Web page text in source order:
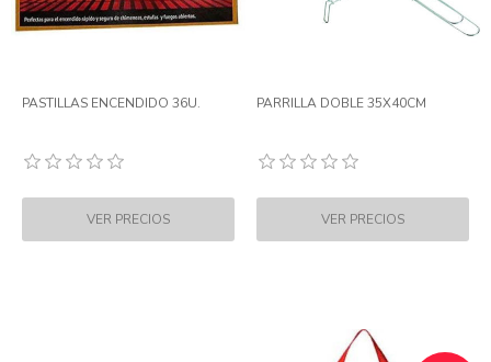
PASTILLAS ENCENDIDO 36U. PARRILLA DOBLE 35X40CM